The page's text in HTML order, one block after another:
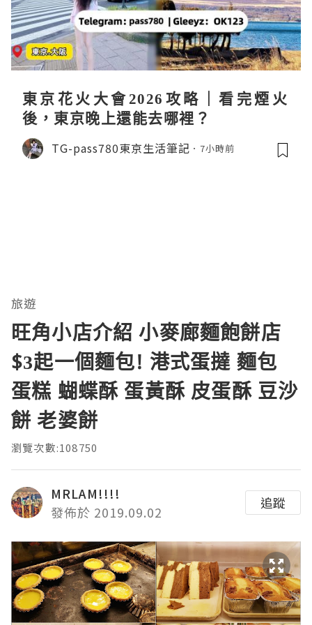
東京花火大會2026攻略｜看完煙火
後，東京晚上還能去哪裡？
TG-pass780東京生活筆記 7小時前
旅遊
旺角小店介紹 小麥廊麵飽餅店
$3起一個麵包! 港式蛋撻 麵包
蛋糕 蝴蝶酥 蛋黃酥 皮蛋酥 豆沙
餅 老婆餅
瀏覽次數:108750
MRLAM!!!!
發佈於 2019.09.02
追蹤